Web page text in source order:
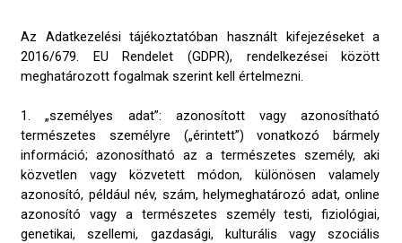
Az Adatkezelési tájékoztatóban használt kifejezéseket a
2016/679. EU Rendelet (GDPR), rendelkezései között
meghatározott fogalmak szerint kell értelmezni.
1. „személyes adat”: azonosított vagy azonosítható
természetes személyre („érintett”) vonatkozó bármely
információ; azonosítható az a természetes személy, aki
közvetlen vagy közvetett módon, különösen valamely
azonosító, például név, szám, helymeghatározó adat, online
azonosító vagy a természetes személy testi, fiziológiai,
genetikai, szellemi, gazdasági, kulturális vagy szociális